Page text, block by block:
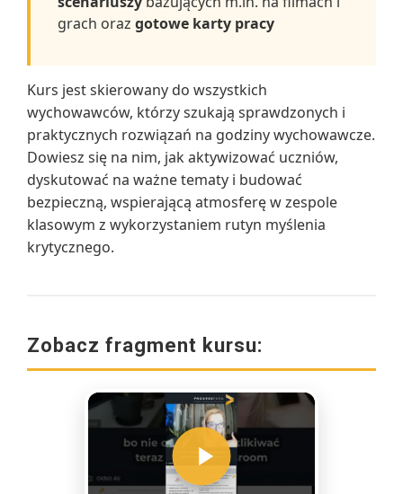
grach oraz gotowe karty pracy
Kurs jest skierowany do wszystkich
wychowawców, którzy szukają sprawdzonych i
praktycznych rozwiązań na godziny wychowawcze.
Dowiesz się na nim, jak aktywizować uczniów,
dyskutować na ważne tematy i budować
bezpieczną, wspierającą atmosferę w zespole
klasowym z wykorzystaniem rutyn myślenia
krytycznego.
Zobacz fragment kursu: